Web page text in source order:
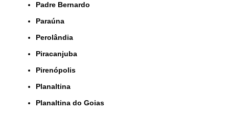
Padre Bernardo
Paraúna
Perolândia
Piracanjuba
Pirenópolis
Planaltina
Planaltina do Goias